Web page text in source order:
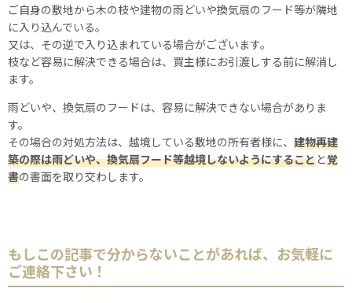
ご自身の敷地から木の枝や建物の雨どいや換気扇のフード等が隣地
に入り込んでいる。
又は、その逆で入り込まれている場合がございます。
枝など容易に解決できる場合は、買主様にお引渡しする前に解消し
ます。
雨どいや、換気扇のフードは、容易に解決できない場合がありま
す。
その場合の対処方法は、越境している敷地の所有者様に、 建物再建
築の際は雨どいや、換気扇フード等越境しないようにすることと覚
書の書面を取り交わします。
もしこの記事で分からないことがあれば、お気軽に
ご連絡下さい！